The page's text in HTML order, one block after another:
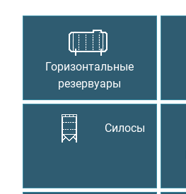
Горизонтальные
резервуары
Силосы